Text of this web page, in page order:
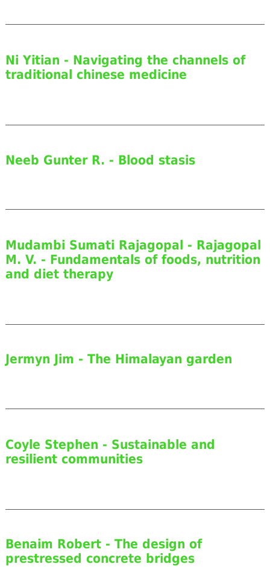
Ni Yitian - Navigating the channels of
traditional chinese medicine
Neeb Gunter R. - Blood stasis
Mudambi Sumati Rajagopal - Rajagopal
M. V. - Fundamentals of foods, nutrition
and diet therapy
Jermyn Jim - The Himalayan garden
Coyle Stephen - Sustainable and
resilient communities
Benaim Robert - The design of
prestressed concrete bridges